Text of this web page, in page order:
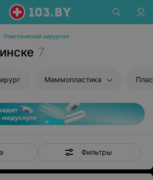
Пластическая хирургия
7
Маммопластика
Фильтры